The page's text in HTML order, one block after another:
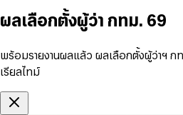
ผลเลือกตั้งผู้ว่า กทม. 69
พร้อมรายงานผลแล้ว ผลเลือกตั้งผู้ว่าฯ ก
เรียลไทม์